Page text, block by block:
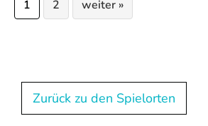
Seite
1 Seite
2 weiter »
Zurück zu den Spielorten